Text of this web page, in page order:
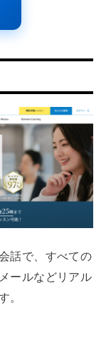
話で、すべての
ールなどリアル
。